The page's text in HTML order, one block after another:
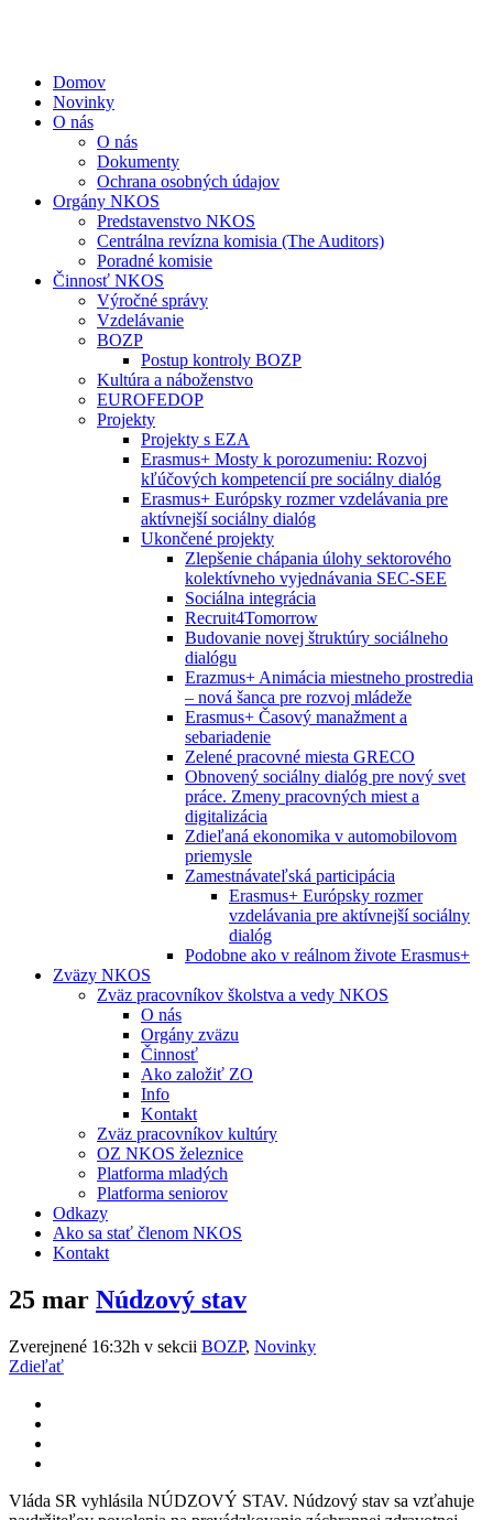
Domov
Novinky
O nás
O nás
Dokumenty
Ochrana osobných údajov
Orgány NKOS
Predstavenstvo NKOS
Centrálna revízna komisia (The Auditors)
Poradné komisie
Činnosť NKOS
Výročné správy
Vzdelávanie
BOZP
Postup kontroly BOZP
Kultúra a náboženstvo
EUROFEDOP
Projekty
Projekty s EZA
Erasmus+ Mosty k porozumeniu: Rozvoj
kľúčových kompetencií pre sociálny dialóg
Erasmus+ Európsky rozmer vzdelávania pre
aktívnejší sociálny dialóg
Ukončené projekty
Zlepšenie chápania úlohy sektorového
kolektívneho vyjednávania SEC-SEE
Sociálna integrácia
Recruit4Tomorrow
Budovanie novej štruktúry sociálneho
dialógu
Erazmus+ Animácia miestneho prostredia
– nová šanca pre rozvoj mládeže
Erasmus+ Časový manažment a
sebariadenie
Zelené pracovné miesta GRECO
Obnovený sociálny dialóg pre nový svet
práce. Zmeny pracovných miest a
digitalizácia
Zdieľaná ekonomika v automobilovom
priemysle
Zamestnávateľská participácia
Erasmus+ Európsky rozmer
vzdelávania pre aktívnejší sociálny
dialóg
Podobne ako v reálnom živote Erasmus+
Zväzy NKOS
Zväz pracovníkov školstva a vedy NKOS
O nás
Orgány zväzu
Činnosť
Ako založiť ZO
Info
Kontakt
Zväz pracovníkov kultúry
OZ NKOS železnice
Platforma mladých
Platforma seniorov
Odkazy
Ako sa stať členom NKOS
Kontakt
25 mar Núdzový stav
Zverejnené 16:32h v sekcii BOZP, Novinky
Zdieľať
Vláda SR vyhlásila NÚDZOVÝ STAV. Núdzový stav sa vzťahuje